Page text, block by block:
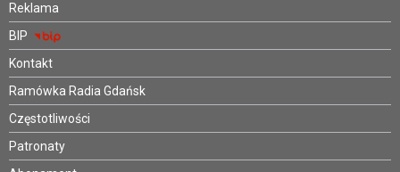
Reklama
BIP
Kontakt
Ramówka Radia Gdańsk
Częstotliwości
Patronaty